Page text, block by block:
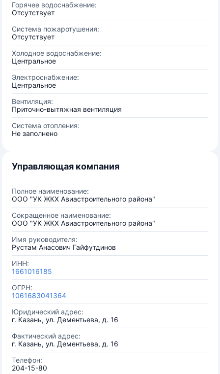
Горячее водоснабжение:
Отсутствует
Система пожаротушения:
Отсутствует
Холодное водоснабжение:
Центральное
Электроснабжение:
Центральное
Вентиляция:
Приточно-вытяжная вентиляция
Система отопления:
Не заполнено
Управляющая компания
Полное наименование:
ООО "УК ЖКХ Авиастроительного района"
Сокращенное наименование:
ООО "УК ЖКХ Авиастроительного района"
Имя руководителя:
Рустам Анасович Гайфутдинов
ИНН:
1661016185
ОГРН:
1061683041364
Юридический адрес:
г. Казань, ул. Дементьева, д. 16
Фактический адрес:
г. Казань, ул. Дементьева, д. 16
Телефон:
204-15-80